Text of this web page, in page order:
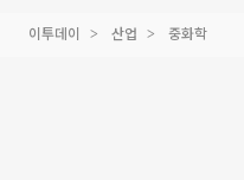
이투데이 산업 중화학